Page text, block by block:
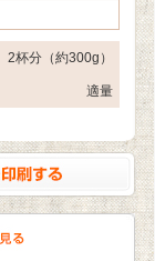
2杯分（約300g）
適量